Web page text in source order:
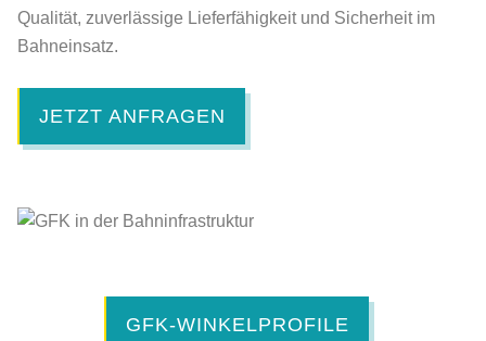
Qualität, zuverlässige Lieferfähigkeit und Sicherheit im
Bahneinsatz.
JETZT ANFRAGEN
GFK-WINKELPROFILE